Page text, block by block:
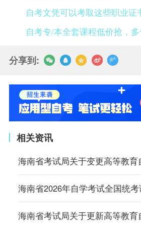
自考文凭可以考取这些职业证
自考专/本全套课程低价抢，
分享到:
相关资讯